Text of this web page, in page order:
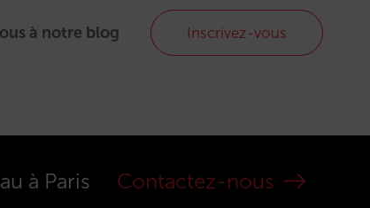
à notre blog Inscrivez-vous
à Paris Contactez-nous